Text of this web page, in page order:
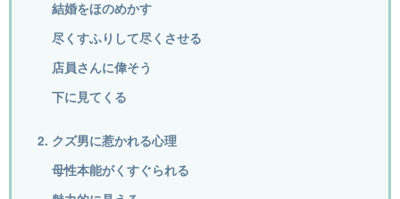
結婚をほのめかす
尽くすふりして尽くさせる
店員さんに偉そう
下に見てくる
2. クズ男に惹かれる心理
母性本能がくすぐられる